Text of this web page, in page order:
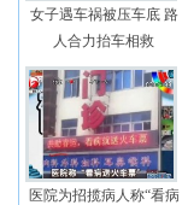
女子遇车祸被压车底 路
人合力抬车相救
医院为招揽病人称“看病